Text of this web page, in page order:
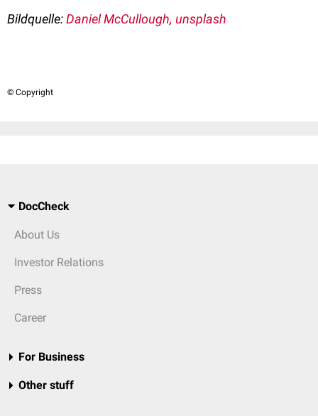
Bildquelle:Daniel McCullough, unsplash
© Copyright
DocCheck
About Us
Investor Relations
Press
Career
For Business
Other stuff